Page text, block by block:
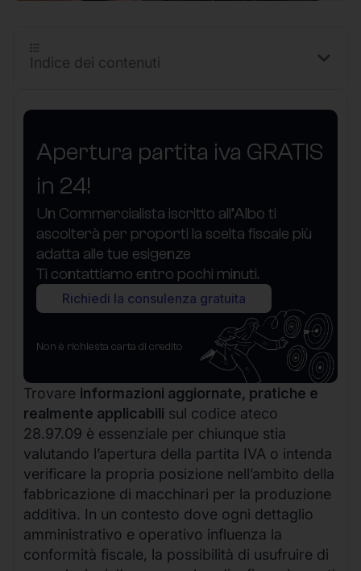
Apertura partita iva GRATIS
in 24!
Un Commercialista iscritto all’Albo ti
ascolterà per proporti la scelta fiscale più
adatta alle tue esigenze
Ti contattiamo entro pochi minuti.
Richiedi la consulenza gratuita
Non è richiesta carta di credito
Trovare informazioni aggiornate, pratiche e
realmente applicabili sul codice ateco
28.97.09 è essenziale per chiunque stia
valutando l’apertura della partita IVA o intenda
verificare la propria posizione nell’ambito della
fabbricazione di macchinari per la produzione
additiva. In un contesto dove ogni dettaglio
amministrativo e operativo influenza la
conformità fiscale, la possibilità di usufruire di
Indice dei contenuti